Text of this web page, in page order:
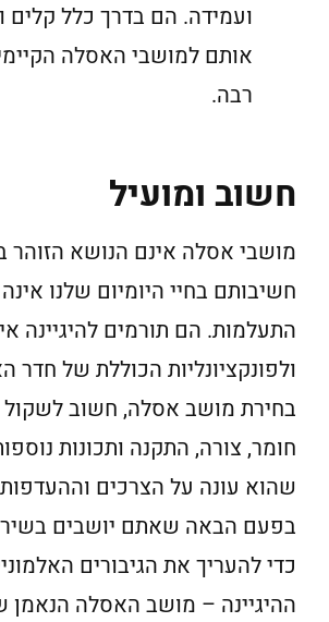
ועמידה. הם בדרך כלל קלים
אותם למושבי האסלה
רבה.
חשוב ומועיל
מושבי אסלה אינם הנושא הזוהר
חשיבותם בחיי היומיום שלנו
התעלמות. הם תורמים להיגיינה
ולפונקציונליות הכוללת של
בחירת מושב אסלה, חשוב לשקול
חומר, צורה, התקנה ותכונות
שהוא עונה על הצרכים
בפעם הבאה שאתם יושבים
כדי להעריך את הגיבורים
ההיגיינה – מושב האסלה הנאמן